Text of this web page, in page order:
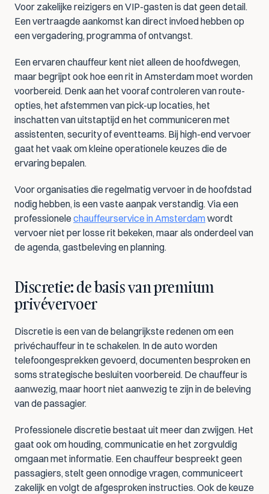
Voor zakelijke reizigers en VIP-gasten is dat geen detail.
Een vertraagde aankomst kan direct invloed hebben op
een vergadering, programma of ontvangst.
Een ervaren chauffeur kent niet alleen de hoofdwegen,
maar begrijpt ook hoe een rit in Amsterdam moet worden
voorbereid. Denk aan het vooraf controleren van route-
opties, het afstemmen van pick-up locaties, het
inschatten van uitstaptijd en het communiceren met
assistenten, security of eventteams. Bij high-end vervoer
gaat het vaak om kleine operationele keuzes die de
ervaring bepalen.
Voor organisaties die regelmatig vervoer in de hoofdstad
nodig hebben, is een vaste aanpak verstandig. Via een
professionele chauffeurservice in Amsterdam wordt
vervoer niet per losse rit bekeken, maar als onderdeel van
de agenda, gastbeleving en planning.
Discretie: de basis van premium
privévervoer
Discretie is een van de belangrijkste redenen om een
privéchauffeur in te schakelen. In de auto worden
telefoongesprekken gevoerd, documenten besproken en
soms strategische besluiten voorbereid. De chauffeur is
aanwezig, maar hoort niet aanwezig te zijn in de beleving
van de passagier.
Professionele discretie bestaat uit meer dan zwijgen. Het
gaat ook om houding, communicatie en het zorgvuldig
omgaan met informatie. Een chauffeur bespreekt geen
passagiers, stelt geen onnodige vragen, communiceert
zakelijk en volgt de afgesproken instructies. Ook de keuze